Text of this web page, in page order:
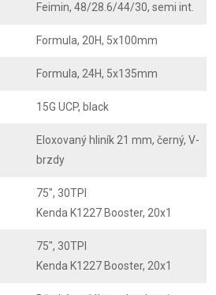
Feimin, 48/28.6/44/30, semi int.
Formula, 20H, 5x100mm
Formula, 24H, 5x135mm
15G UCP, black
Eloxovaný hliník 21 mm, černý, V-
brzdy
75", 30TPI
Kenda K1227 Booster, 20x1
75", 30TPI
Kenda K1227 Booster, 20x1